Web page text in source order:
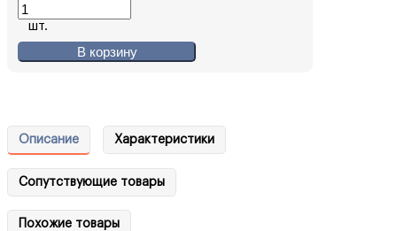
шт.
В корзину
Описание Характеристики
Сопутствующие товары
Похожие товары